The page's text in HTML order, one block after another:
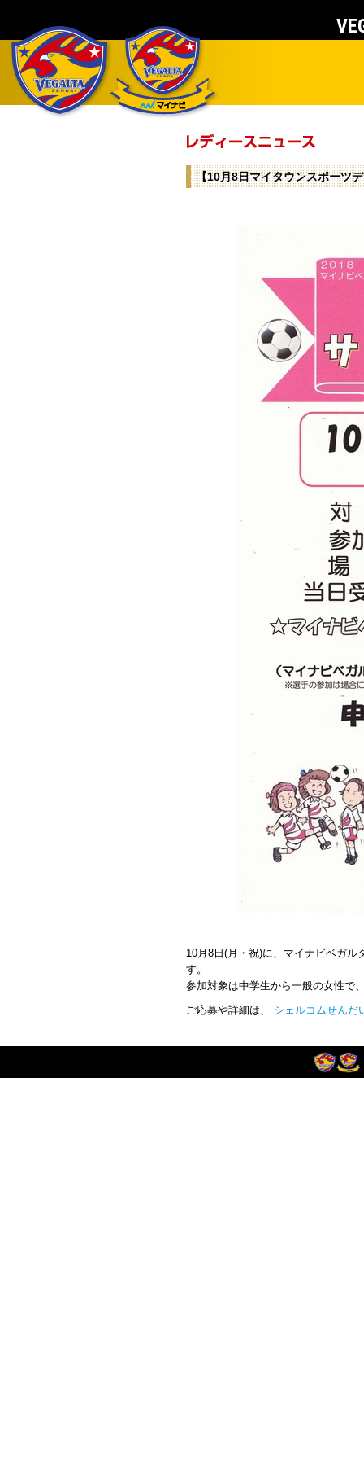
【10月8日マイタウンスポーツ
10月8日(月・祝)に、マイナビベガ
す。
参加対象は中学生から一般の女性で
ご応募や詳細は、
シェルコムせんだ